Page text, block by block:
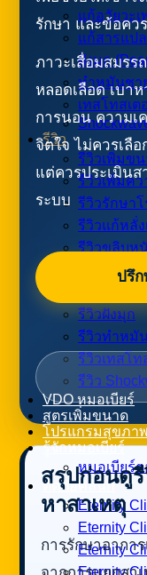
แก้อวัยวะเ
แก้สารแป
ฝังมุก
ทำหมันชา
เทสโทสเต
รีวิว
รีวิวเพิ่มข
รีวิวเพิ่มคว
รีวิวรักษา
รีวิวแก้หลั่ง
รีวิวขลิบห
รีวิว แก้โค้
รีวิวฝังมุก
รีวิวทำหมั
รีวิวเทสโท
รีวิว
VDO หมอเบียร์
สูตรเพิ่มขนาด
โปรแกรมสุขภา
รู้จักหมอเบียร์
หมอเบียร์
ติดต่อคลินิก
Eternity
Eternity
Eternity
Eternity
รักษา และข้อคว
ภาวะเสื่อมสมรร
หลอดเลือด เบา
การนอน ความเ
จิตใจ ไม่ควรเลือ
แต่ควรประเมินส
ระบบ
ปรึก
สรุปก่อนดูรี
หาสาเหตุ
การรักษาอากา